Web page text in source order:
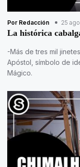
Por Redacción 25
La histórica
-Más de tres mil
Apóstol, símbolo de
Mágico.